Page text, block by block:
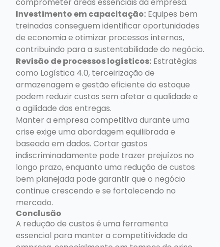
Investimento em capacitação: Equipes bem
treinadas conseguem identificar oportunidades
de economia e otimizar processos internos,
contribuindo para a sustentabilidade do negócio.
Revisão de processos logísticos: Estratégias
como Logística 4.0, terceirização de
armazenagem e gestão eficiente do estoque
podem reduzir custos sem afetar a qualidade e
a agilidade das entregas.
Manter a empresa competitiva durante uma
crise exige uma abordagem equilibrada e
baseada em dados. Cortar gastos
indiscriminadamente pode trazer prejuízos no
longo prazo, enquanto uma redução de custos
bem planejada pode garantir que o negócio
continue crescendo e se fortalecendo no
mercado.
Conclusão
A redução de custos é uma ferramenta
essencial para manter a competitividade da